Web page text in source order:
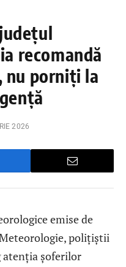
recomandă
nu porniți la
2026
emise de
polițiștii
atenția șoferilor